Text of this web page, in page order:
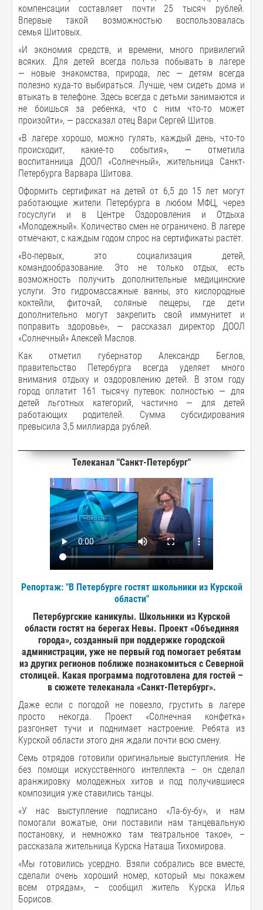
компенсации составляет почти 25 тысяч рублей.
Впервые такой возможностью воспользовалась
семья Шитовых.
«И экономия средств, и времени, много привилегий
всяких. Для детей всегда польза побывать в лагере
— новые знакомства, природа, лес — детям всегда
полезно куда-то выбираться. Лучше, чем сидеть дома и
втыкать в телефоне. Здесь всегда с детьми занимаются и
не боишься за ребенка, что с ним что-то может
произойти», — рассказал отец Вари Сергей Шитов.
«В лагере хорошо, можно гулять, каждый день, что-то
происходит, какие-то события», — отметила
воспитанница ДООЛ «Солнечный», жительница Санкт-
Петербурга Варвара Шитова.
Оформить сертификат на детей от 6,5 до 15 лет могут
работающие жители Петербурга в любом МФЦ, через
госуслуги и в Центре Оздоровления и Отдыха
«Молодежный». Количество смен не ограничено. В лагере
отмечают, с каждым годом спрос на сертификаты растёт.
«Во-первых, это социализация детей,
командообразование. Это не только отдых, есть
возможность получить дополнительные медицинские
услуги. Это гидромассажные ванны, это кислородные
коктейли, фиточай, соляные пещеры, где дети
дополнительно могут закрепить свой иммунитет и
поправить здоровье», — рассказал директор ДООЛ
«Солнечный» Алексей Маслов.
Как отметил губернатор Александр Беглов,
правительство Петербурга всегда уделяет много
внимания отдыху и оздоровлению детей. В этом году
город оплатит 161 тысячу путевок: полностью — для
детей льготных категорий, частично — для детей
работающих родителей. Сумма субсидирования
превысила 3,5 миллиарда рублей.
Телеканал "Санкт-Петербург"
Репортаж: "В Петербурге гостят школьники из Курской
области"
Петербургские каникулы. Школьники из Курской
области гостят на берегах Невы. Проект «Объединяя
города», созданный при поддержке городской
администрации, уже не первый год помогает ребятам
из других регионов поближе познакомиться с Северной
столицей. Какая программа подготовлена для гостей –
в сюжете телеканала «Санкт-Петербург».
Даже если с погодой не повезло, грустить в лагере
просто некогда. Проект «Солнечная конфетка»
разгоняет тучи и поднимает настроение. Ребята из
Курской области этого дня ждали почти всю смену.
Семь отрядов готовили оригинальные выступления. Не
без помощи искусственного интеллекта – он сделал
аранжировку молодежных хитов и под получившиеся
композиция уже ставились танцы.
«У нас выступление подписано «Ла-бу-бу», и нам
помогали вожатые, они поставили нам танцевальную
постановку, и немножко там театральное такое», –
рассказала жительница Курска Наташа Тихомирова.
«Мы готовились усердно. Взяли собрались все вместе,
сделали очень хороший номер, который мы покажем
всем отрядам», – сообщил житель Курска Илья
Борисов.